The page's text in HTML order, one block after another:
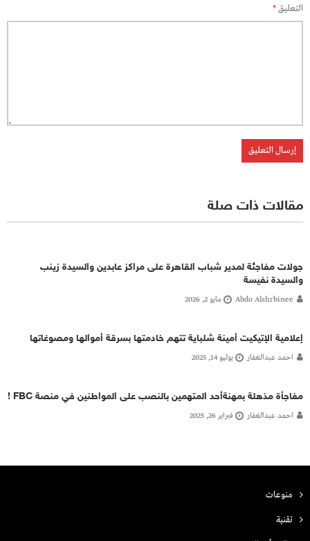
التعليق*
مقالات ذات صلة
جولات مفاجئة لمدير شباب القاهرة على مراكز عابدين والسيدة زينب
والسيدة نفيسة
Abdo Alshrbinee مايو 2, 2026
إعلامية الإتيكيت أمينة شلباية تتهم خادمتها بسرقة أموالها ومصوغاتها
احمد عبدالغفار يوليو 14, 2025
مفاجأة مذهلة بمهنةأحد المتهمين بالنصب على المواطنين في منصة FBC !
احمد عبدالغفار فبراير 26, 2025
منوعات
تقنية